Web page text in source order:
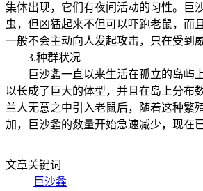
集体出现，它们有夜间活动的习性。巨
虫，但凶猛起来不但可以吓跑老鼠，而
一般不会主动向人发起攻击，只在受到
3.种群状况
巨沙螽一直以来生活在孤立的岛屿
以长成了巨大的体型，并且在岛上分布
兰人无意之中引入老鼠后，随着这种繁
加，巨沙螽的数量开始急速减少，现在
文章关键词
巨沙螽